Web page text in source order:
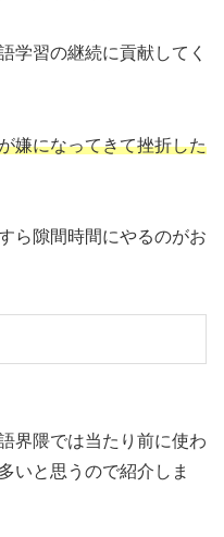
学習の継続に貢献してく
嫌になってきて挫折した
ら隙間時間にやるのがお
界隈では当たり前に使わ
いと思うので紹介しま